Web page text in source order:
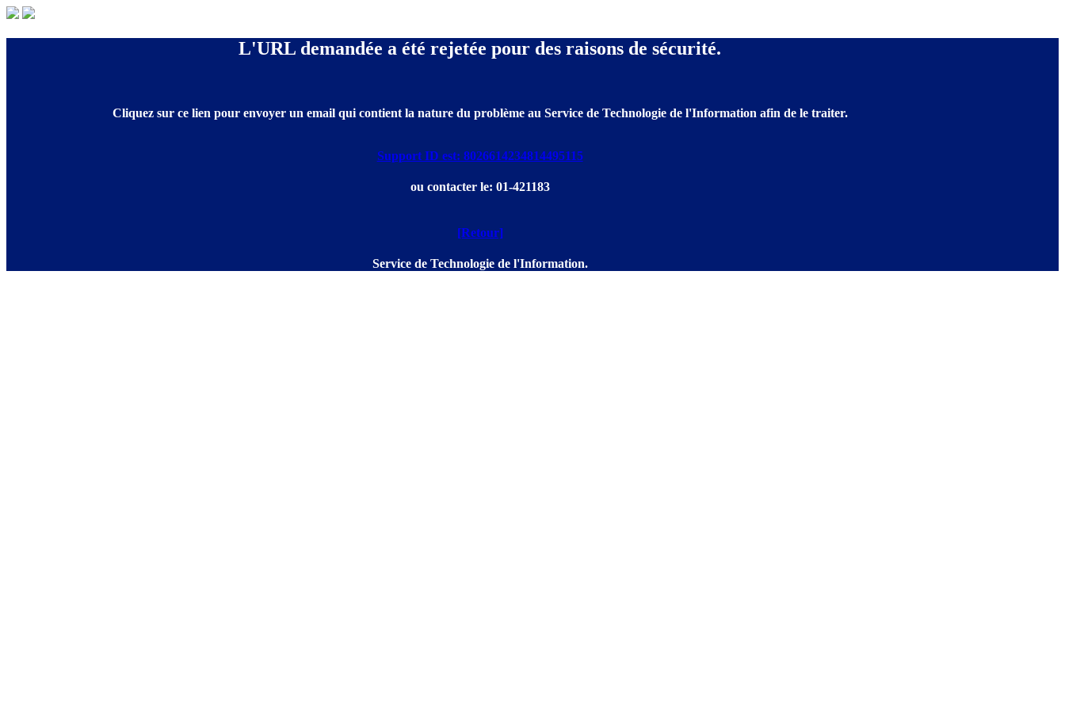
L'URL demandée a été rejetée pour des raisons de sécurité.
Cliquez sur ce lien pour envoyer un email qui contient la nature du problème au Service de Technologie de l'Information afin de le traiter.
Support ID est: 8026614234814495115
ou contacter le: 01-421183
[Retour]
Service de Technologie de l'Information.